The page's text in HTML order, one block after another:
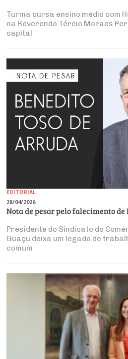
Turma cursa ensino médio com
na Reverendo Tércio Moraes
capital
EDITORIAL
28/04/2026
Nota de pesar pelo falecimento
Presidente do Sindicato do
Guaçu deixa um legado de
comum